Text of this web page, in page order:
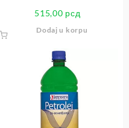
515,00 рсд
Dodaj u korpu